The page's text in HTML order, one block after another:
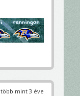
több mint 3 éve